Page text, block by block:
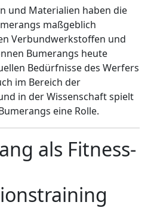
und Materialien haben die
maßgeblich
Verbundwerkstoffen und
Bumerangs heute
Bedürfnisse des Werfers
im Bereich der
in der Wissenschaft spielt
eine Rolle.
als Fitness-